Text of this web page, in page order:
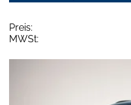
Preis:
MWSt: